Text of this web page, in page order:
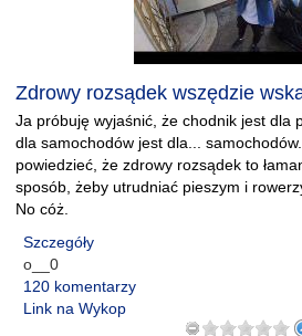
Zdrowy rozsądek wszędzie
Ja próbuję wyjaśnić, że chodnik jest dla
dla samochodów jest dla...
powiedzieć, że zdrowy rozsądek to
sposób, żeby utrudniać pieszym i
No cóż.
Szczegóły
o__0
120 komentarzy
Link na Wykop